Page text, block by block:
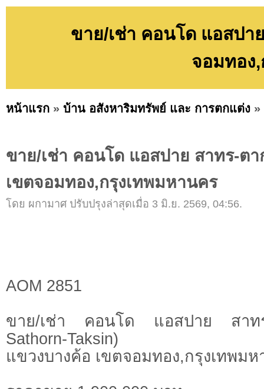
ขาย/เช่า คอนโด แอสปา
จอมทอง
หน้าแรก » บ้าน อสังหาริมทรัพย์ และ การตกแต่ง »
ขาย/เช่า คอนโด แอสปาย สาทร-ต
เขตจอมทอง,กรุงเทพมหานคร
โดย ผกามาศ ปรับปรุงล่าสุดเมื่อ 3 มิ.ย. 2569, 04:56.
AOM 2851
ขาย/เช่า คอนโด แอสปาย สาท
Sathorn-Taksin)
แขวงบางค้อ เขตจอมทอง,กรุงเทพม